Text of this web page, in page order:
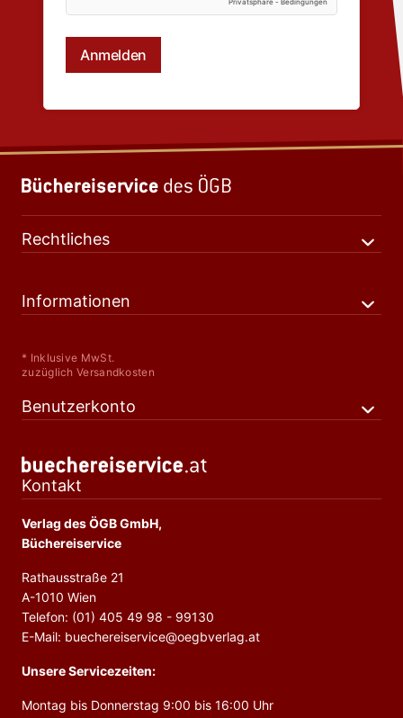
Rechtliches
Informationen
* Inklusive MwSt.
zuzüglich Versandkosten
Benutzerkonto
Kontakt
Verlag des ÖGB GmbH,
Büchereiservice
Rathausstraße 21
A-1010 Wien
Telefon: (01) 405 49 98 - 99130
E-Mail: buechereiservice@oegbverlag.at
Unsere Servicezeiten:
Montag bis Donnerstag 9:00 bis 16:00 Uhr